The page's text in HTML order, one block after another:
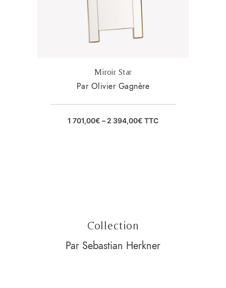
Miroir Star
Par Olivier Gagnère
1 701,00€ – 2 394,00€ TTC
Collection
Par Sebastian Herkner